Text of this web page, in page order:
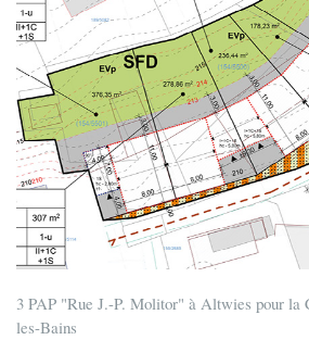
3 PAP "Rue J.-P. Molitor" à Altwies pour la
les-Bains